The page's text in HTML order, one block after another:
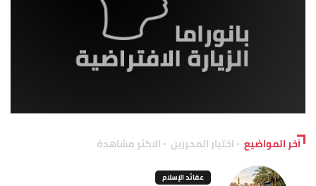
آخر المواضيع اختيار المحررين الاكثر مشاهدة
عقائد الإسلام